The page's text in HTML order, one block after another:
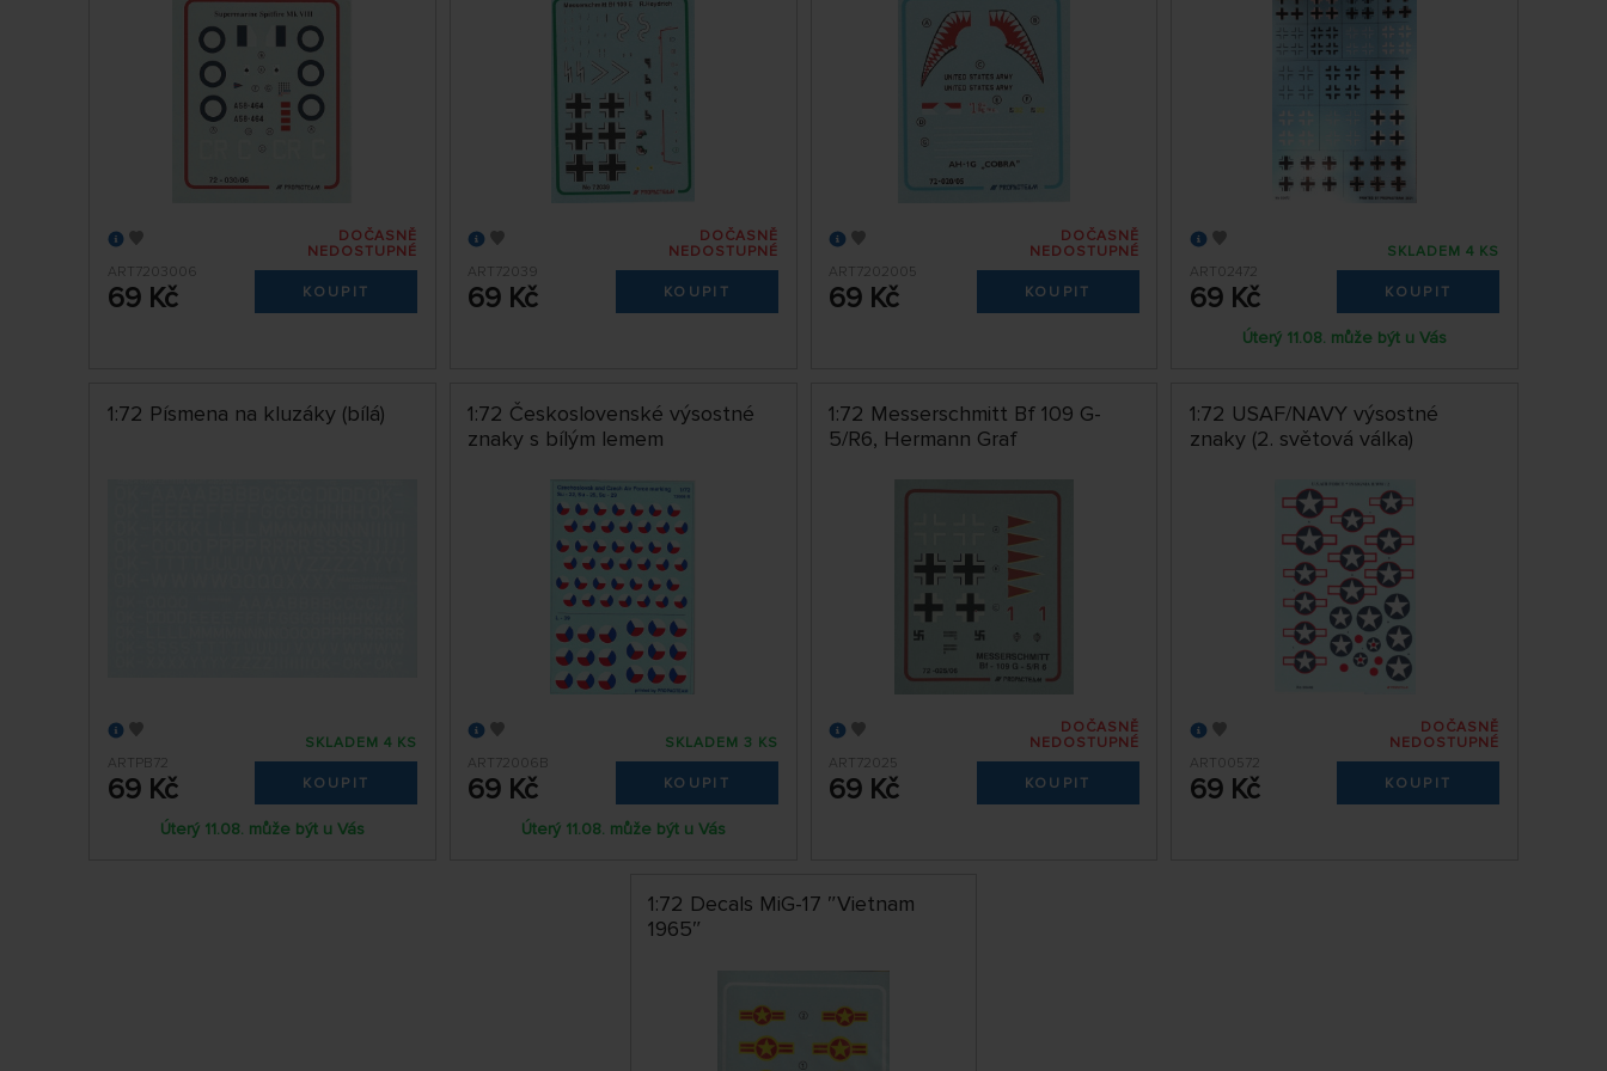
ART7203006
69 Kč
DOČASNĚ
NEDOSTUPNÉ
KOUPIT
ART72039
69 Kč
DOČASNĚ
NEDOSTUPNÉ
KOUPIT
ART7202005
69 Kč
DOČASNĚ
NEDOSTUPNÉ
KOUPIT
ART02472
69 Kč
SKLADEM 4 KS
KOUPIT
Úterý 11.08. může být u Vás
1:72 Písmena na kluzáky (bílá)
ARTPB72
69 Kč
SKLADEM 4 KS
KOUPIT
Úterý 11.08. může být u Vás
1:72 Československé výsostné
znaky s bílým lemem
ART72006B
69 Kč
SKLADEM 3 KS
KOUPIT
Úterý 11.08. může být u Vás
1:72 Messerschmitt Bf 109 G-
5/R6, Hermann Graf
ART72025
69 Kč
DOČASNĚ
NEDOSTUPNÉ
KOUPIT
1:72 USAF/NAVY výsostné
znaky (2. světová válka)
ART00572
69 Kč
DOČASNĚ
NEDOSTUPNÉ
KOUPIT
1:72 Decals MiG-17 ″Vietnam
1965″